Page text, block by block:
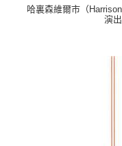
哈裏森維爾市（
演